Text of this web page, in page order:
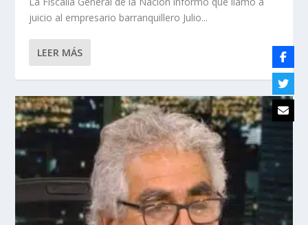
juicio al empresario barranquillero Julio...
LEER MÁS